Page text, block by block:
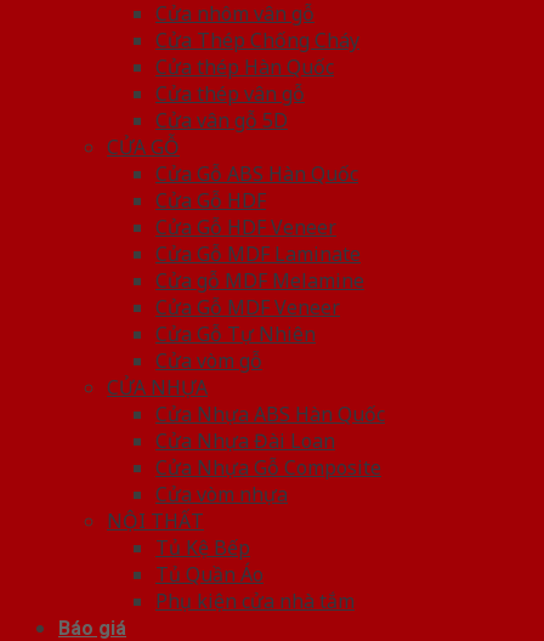
Cửa nhôm vân gỗ
Cửa Thép Chống Cháy
Cửa thép Hàn Quốc
Cửa thép vân gỗ
Cửa vân gỗ 5D
CỬA GỖ
Cửa Gỗ ABS Hàn Quốc
Cửa Gỗ HDF
Cửa Gỗ HDF Veneer
Cửa Gỗ MDF Laminate
Cửa gỗ MDF Melamine
Cửa Gỗ MDF Veneer
Cửa Gỗ Tự Nhiên
Cửa vòm gỗ
CỬA NHỰA
Cửa Nhựa ABS Hàn Quốc
Cửa Nhựa Đài Loan
Cửa Nhựa Gỗ Composite
Cửa vòm nhựa
NỘI THẤT
Tủ Kệ Bếp
Tủ Quần Áo
Phụ kiện cửa nhà tắm
Báo giá